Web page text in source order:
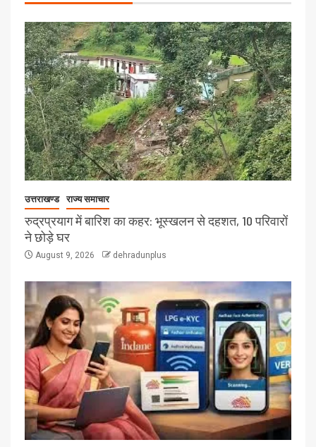
उत्तराखण्ड राज्य समाचार
रुद्रप्रयाग में बारिश का कहर: भूस्खलन से दहशत, 10 परिवारों
ने छोड़े घर
August 9, 2026 dehradunplus